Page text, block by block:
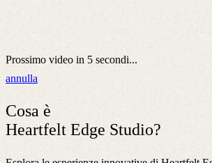
Prossimo video in 5 secondi...
annulla
Cosa è
Heartfelt Edge Studio?